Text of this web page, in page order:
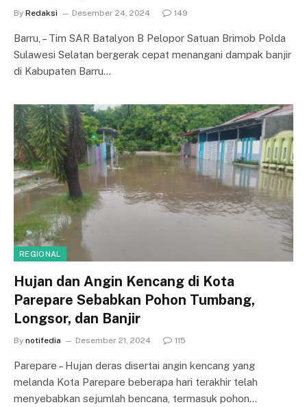
By Redaksi Desember 24, 2024 149
Barru, – Tim SAR Batalyon B Pelopor Satuan Brimob Polda
Sulawesi Selatan bergerak cepat menangani dampak banjir
di Kabupaten Barru…
REGIONAL
Hujan dan Angin Kencang di Kota
Parepare Sebabkan Pohon Tumbang,
Longsor, dan Banjir
By notifedia Desember 21, 2024 115
Parepare – Hujan deras disertai angin kencang yang
melanda Kota Parepare beberapa hari terakhir telah
menyebabkan sejumlah bencana, termasuk pohon…